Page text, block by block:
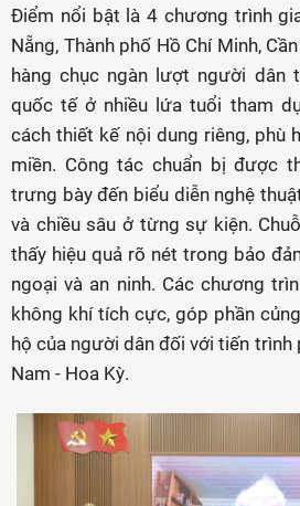
Điểm nổi bật là 4 chương trình
Nẵng, Thành phố Hồ Chí Minh,
hàng chục ngàn lượt người dân
quốc tế ở nhiều lứa tuổi tham
cách thiết kế nội dung riêng, phù
miền. Công tác chuẩn bị được
trưng bày đến biểu diễn nghệ
và chiều sâu ở từng sự kiện.
thấy hiệu quả rõ nét trong bảo
ngoại và an ninh. Các chương
không khí tích cực, góp phần
hộ của người dân đối với tiến trình
Nam - Hoa Kỳ.